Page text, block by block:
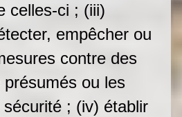
celles-ci ; (iii)
empêcher ou
contre des
ou les
; (iv) établir